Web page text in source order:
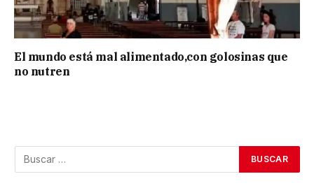
El mundo está mal alimentado,con golosinas que
no nutren